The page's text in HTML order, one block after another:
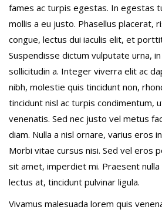
fames ac turpis egestas. In egestas
mollis a eu justo. Phasellus placerat,
congue, lectus dui iaculis elit, et
Suspendisse dictum vulputate urna,
sollicitudin a. Integer viverra elit ac
nibh, molestie quis tincidunt non,
tincidunt nisl ac turpis condimentum,
venenatis. Sed nec justo vel metus
diam. Nulla a nisl ornare, varius eros
Morbi vitae cursus nisi. Sed vel eros
sit amet, imperdiet mi. Praesent
lectus at, tincidunt pulvinar ligula.
Vivamus malesuada lorem quis